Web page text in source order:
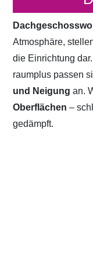
Atmosphäre,
die Einrichtung
raumplus passen
und Neigung an.
Oberflächen –
gedämpft.